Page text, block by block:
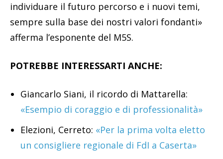
individuare il futuro percorso e i nuovi temi,
sempre sulla base dei nostri valori fondanti»
afferma l’esponente del M5S.
POTREBBE INTERESSARTI ANCHE:
Giancarlo Siani, il ricordo di Mattarella:
«Esempio di coraggio e di professionalità»
Elezioni, Cerreto: «Per la prima volta eletto
un consigliere regionale di FdI a Caserta»